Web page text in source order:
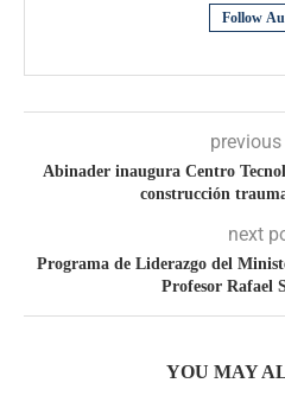
Follow
Abinader inaugura Centro
construcción
next
Programa de Liderazgo del
Profesor Rafael
YOU MAY